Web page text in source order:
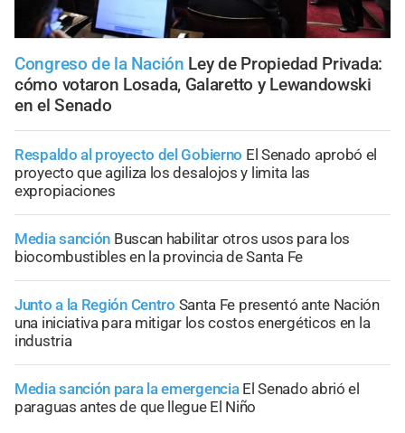
Congreso de la Nación Ley de Propiedad Privada:
cómo votaron Losada, Galaretto y Lewandowski
en el Senado
Respaldo al proyecto del Gobierno El Senado aprobó el
proyecto que agiliza los desalojos y limita las
expropiaciones
Media sanción Buscan habilitar otros usos para los
biocombustibles en la provincia de Santa Fe
Junto a la Región Centro Santa Fe presentó ante Nación
una iniciativa para mitigar los costos energéticos en la
industria
Media sanción para la emergencia El Senado abrió el
paraguas antes de que llegue El Niño